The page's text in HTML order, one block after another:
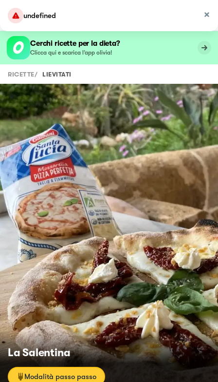
undefined
Cerchi ricette per la dieta?
Clicca qui e scarica l’app olivia!
RICETTE/ LIEVITATI
La Salentina
Modalità passo passo